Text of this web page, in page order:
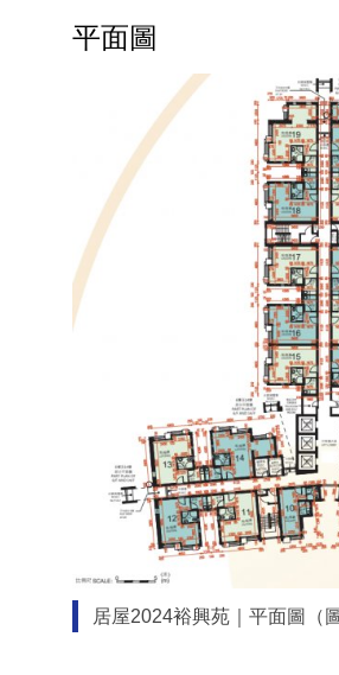
平面圖
居屋2024裕興苑｜平面圖（